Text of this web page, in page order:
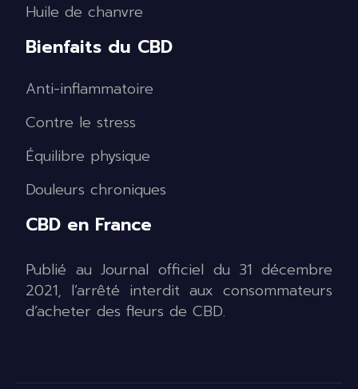
Huile de chanvre
Bienfaits du CBD
Anti-inflammatoire
Contre le stress
Équilibre physique
Douleurs chroniques
CBD en France
Publié au Journal officiel du 31 décembre
2021, l’arrêté interdit aux consommateurs
d’acheter des fleurs de CBD.